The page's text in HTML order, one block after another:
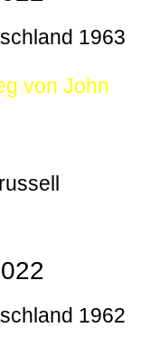
1963
von John
1962